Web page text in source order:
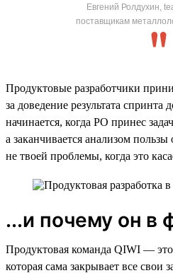
Евгений Ролдухин,
поставщикам
Продуктовые разработчики
за доведение результата спринта
начинается, когда PO принес
а заканчивается анализом
не твоей проблемы, когда это
...и почему он в
Продуктовая команда QIWI —
которая сама закрывает все свои